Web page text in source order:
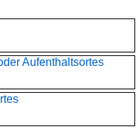
Aufenthaltsortes